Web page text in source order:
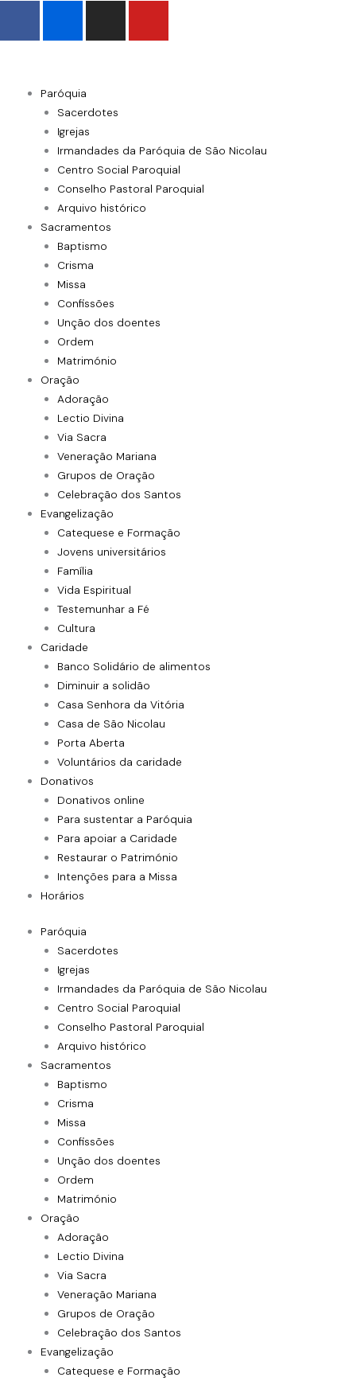
F
c
b
F
i
k
r
I
s
g
a
m
Y
u
Paróquia
Sacerdotes
Igrejas
Irmandades da Paróquia de São Nicolau
Centro Social Paroquial
Conselho Pastoral Paroquial
Arquivo histórico
Sacramentos
Baptismo
Crisma
Missa
Confissões
Unção dos doentes
Ordem
Matrimónio
Oração
Adoração
Lectio Divina
Via Sacra
Veneração Mariana
Grupos de Oração
Celebração dos Santos
Evangelização
Catequese e Formação
Jovens universitários
Família
Vida Espiritual
Testemunhar a Fé
Cultura
Caridade
Banco Solidário de alimentos
Diminuir a solidão
Casa Senhora da Vitória
Casa de São Nicolau
Porta Aberta
Voluntários da caridade
Donativos
Donativos online
Para sustentar a Paróquia
Para apoiar a Caridade
Restaurar o Património
Intenções para a Missa
Horários
Paróquia
Sacerdotes
Igrejas
Irmandades da Paróquia de São Nicolau
Centro Social Paroquial
Conselho Pastoral Paroquial
Arquivo histórico
Sacramentos
Baptismo
Crisma
Missa
Confissões
Unção dos doentes
Ordem
Matrimónio
Oração
Adoração
Lectio Divina
Via Sacra
Veneração Mariana
Grupos de Oração
Celebração dos Santos
Evangelização
Catequese e Formação